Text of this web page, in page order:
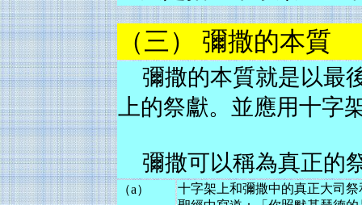
（三） 彌撒的本質
彌撒的本質就是以最
上的祭獻。並應用十字
彌撒可以稱為真正的
（a）
十字架上和彌撒中的真正大司